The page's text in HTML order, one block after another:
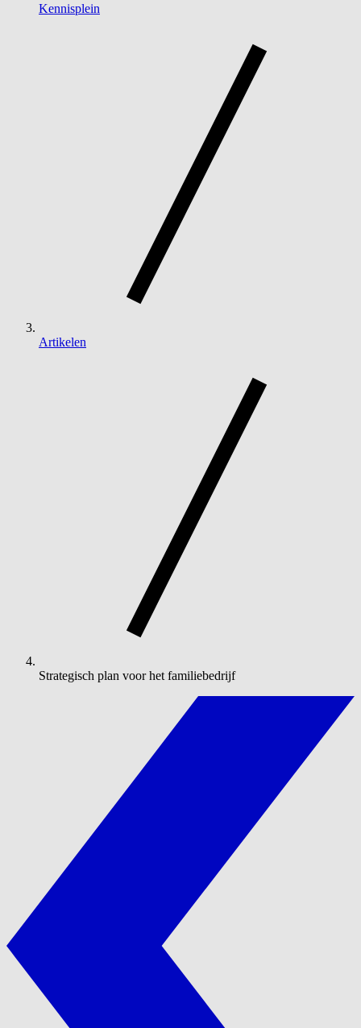
Kennisplein
Artikelen
Strategisch plan voor het familiebedrijf